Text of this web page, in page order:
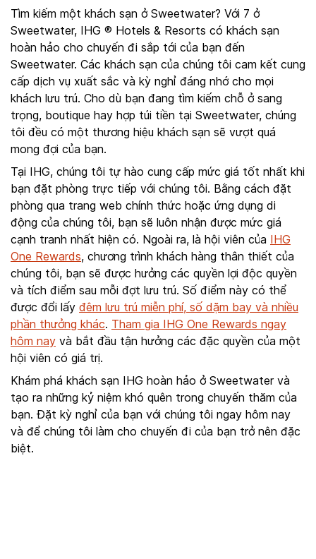
Tìm kiếm một khách sạn ở Sweetwater? Với 7 ở
Sweetwater, IHG ® Hotels & Resorts có khách sạn
hoàn hảo cho chuyến đi sắp tới của bạn đến
Sweetwater. Các khách sạn của chúng tôi cam kết cung
cấp dịch vụ xuất sắc và kỳ nghỉ đáng nhớ cho mọi
khách lưu trú. Cho dù bạn đang tìm kiếm chỗ ở sang
trọng, boutique hay hợp túi tiền tại Sweetwater, chúng
tôi đều có một thương hiệu khách sạn sẽ vượt quá
mong đợi của bạn.
Tại IHG, chúng tôi tự hào cung cấp mức giá tốt nhất khi
bạn đặt phòng trực tiếp với chúng tôi. Bằng cách đặt
phòng qua trang web chính thức hoặc ứng dụng di
động của chúng tôi, bạn sẽ luôn nhận được mức giá
cạnh tranh nhất hiện có. Ngoài ra, là hội viên của IHG
One Rewards, chương trình khách hàng thân thiết của
chúng tôi, bạn sẽ được hưởng các quyền lợi độc quyền
và tích điểm sau mỗi đợt lưu trú. Số điểm này có thể
được đổi lấy đêm lưu trú miễn phí, số dặm bay và nhiều
phần thưởng khác. Tham gia IHG One Rewards ngay
hôm nay và bắt đầu tận hưởng các đặc quyền của một
hội viên có giá trị.
Khám phá khách sạn IHG hoàn hảo ở Sweetwater và
tạo ra những kỷ niệm khó quên trong chuyến thăm của
bạn. Đặt kỳ nghỉ của bạn với chúng tôi ngay hôm nay
và để chúng tôi làm cho chuyến đi của bạn trở nên đặc
biệt.